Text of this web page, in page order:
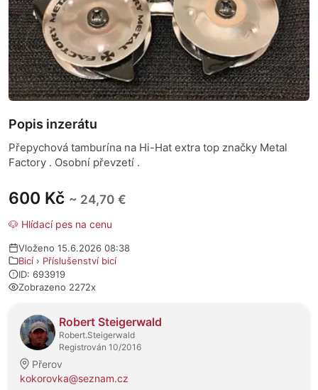
600 Kč ~ 24,70 €
🐶 Hlídací pes na cenu
Vloženo 15.6.2026 08:38
Bicí › Příslušenství bicí
ID: 693919
Zobrazeno 2272x
O prodejci
Robert Steigerwald
Robert.Steigerwald
Registrován 10/2016
Přerov
kokorovka@seznam.cz
Popis inzerátu
Přepychová tamburína na Hi-Hat extra top značky Metal
Factory . Osobní převzetí .